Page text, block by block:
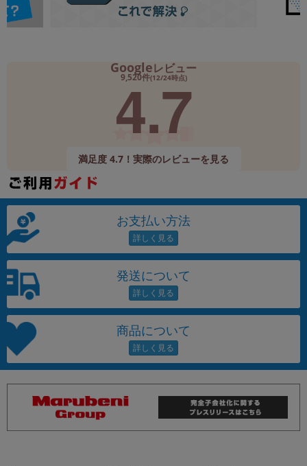
Googleレビュー
9,520件(12/24時点)
4.7
満足度 4.7！実際のレビューを見る
お支払い方法
発送について
商品について